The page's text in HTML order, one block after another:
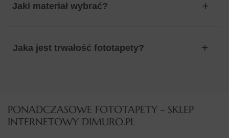
Jaki materiał wybrać?
Jaka jest trwałość fototapety?
PONADCZASOWE FOTOTAPETY - SKLEP
INTERNETOWY DIMURO.PL​